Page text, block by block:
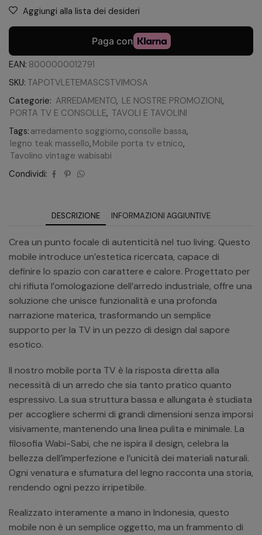
Aggiungi alla lista dei desideri
EAN: 8000000012791
SKU: TAPOTVLETEMASCSTVIMOSA
Categorie: ARREDAMENTO, LE NOSTRE PROMOZIONI,
PORTA TV E CONSOLLE, TAVOLI E TAVOLINI
Tags: arredamento soggiorno, consolle bassa,
legno teak massello, Mobile porta tv etnico,
Tavolino vintage wabisabi
Condividi:
DESCRIZIONE INFORMAZIONI AGGIUNTIVE
Crea un punto focale di autenticità nel tuo living. Questo
mobile introduce un’estetica ricercata, capace di
definire lo spazio con carattere e calore. Progettato per
chi rifiuta l’omologazione dell’arredo industriale, offre una
soluzione che unisce funzionalità e una profonda
narrazione materica, trasformando un semplice
supporto per la TV in un pezzo di design dal sapore
esotico.
Il nostro mobile porta TV è la risposta diretta alla
necessità di un arredo che sia tanto pratico quanto
espressivo. La sua struttura bassa e allungata è studiata
per accogliere schermi di grandi dimensioni senza imporsi
visivamente, mantenendo una linea pulita e minimale. La
filosofia Wabi-Sabi, che ne ispira il design, celebra la
bellezza dell’imperfezione e l’unicità dei materiali naturali.
Ogni venatura e sfumatura del legno racconta una storia,
rendendo ogni pezzo irripetibile.
Realizzato interamente a mano in Indonesia, questo
mobile non è un semplice oggetto, ma un frammento di